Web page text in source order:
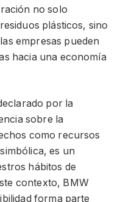
no solo
plásticos, sino
empresas pueden
hacia una economía
por la
sobre la
como recursos
es un
hábitos de
contexto, BMW
forma parte